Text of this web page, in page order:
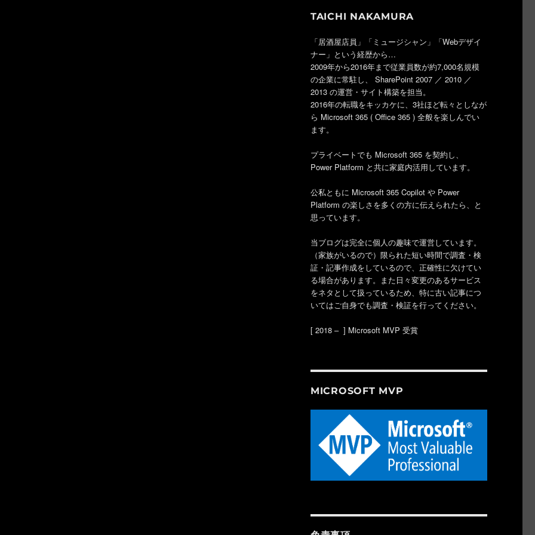
TAICHI NAKAMURA
「居酒屋店員」「ミュージシャン」「Webデザイ
ナー」という経歴から…
2009年から2016年まで従業員数が約7,000名規模
の企業に常駐し、 SharePoint 2007 ／ 2010 ／
2013 の運営・サイト構築を担当。
2016年の転職をキッカケに、3社ほど転々としなが
ら Microsoft 365 ( Office 365 ) 全般を楽しんでい
ます。
プライベートでも Microsoft 365 を契約し、
Power Platform と共に家庭内活用しています。
公私ともに Microsoft 365 Copilot や Power
Platform の楽しさを多くの方に伝えられたら、と
思っています。
当ブログは完全に個人の趣味で運営しています。
（家族がいるので）限られた短い時間で調査・検
証・記事作成をしているので、正確性に欠けてい
る場合があります。また日々変更のあるサービス
をネタとして扱っているため、特に古い記事につ
いてはご自身でも調査・検証を行ってください。
[ 2018 – ] Microsoft MVP 受賞
MICROSOFT MVP